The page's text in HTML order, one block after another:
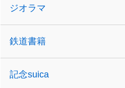
ジオラマ
鉄道書籍
記念suica